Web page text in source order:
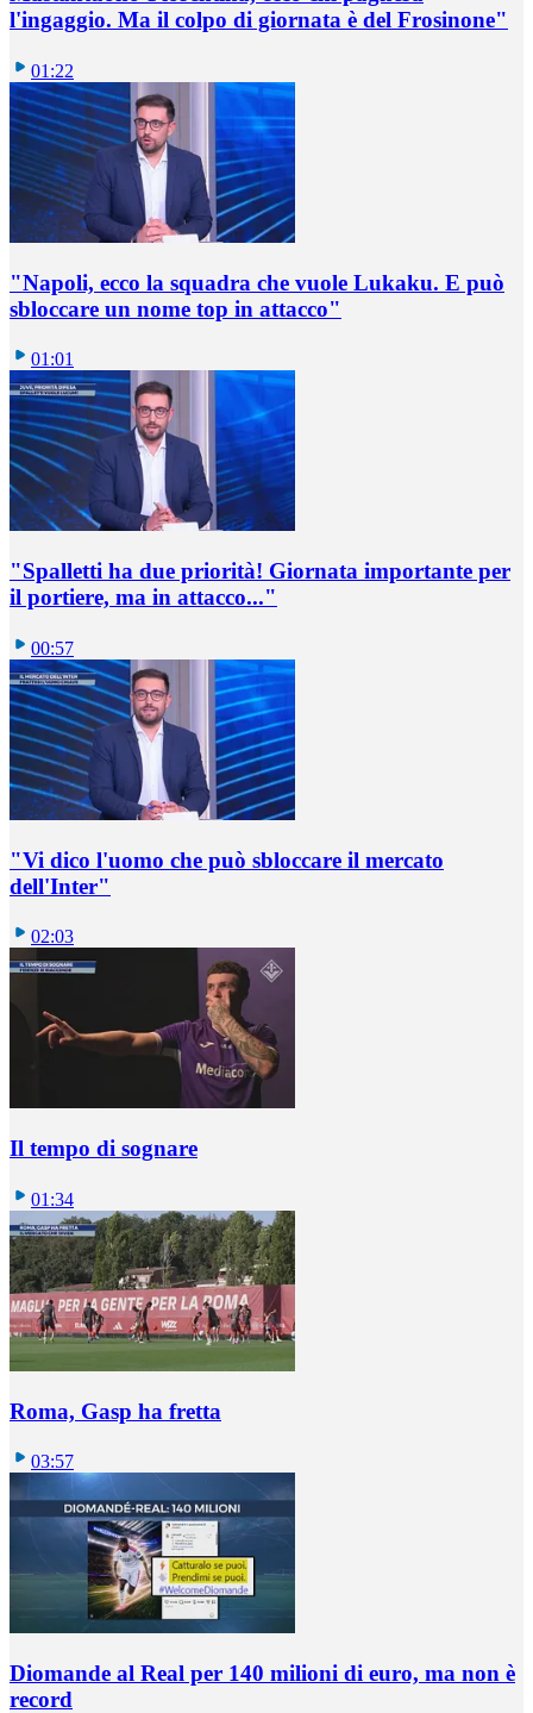
l'ingaggio. Ma il colpo di giornata è del Frosinone"
01:22
"Napoli, ecco la squadra che vuole Lukaku. E può
sbloccare un nome top in attacco"
01:01
"Spalletti ha due priorità! Giornata importante per
il portiere, ma in attacco..."
00:57
"Vi dico l'uomo che può sbloccare il mercato
dell'Inter"
02:03
Il tempo di sognare
01:34
Roma, Gasp ha fretta
03:57
Diomande al Real per 140 milioni di euro, ma non è
record